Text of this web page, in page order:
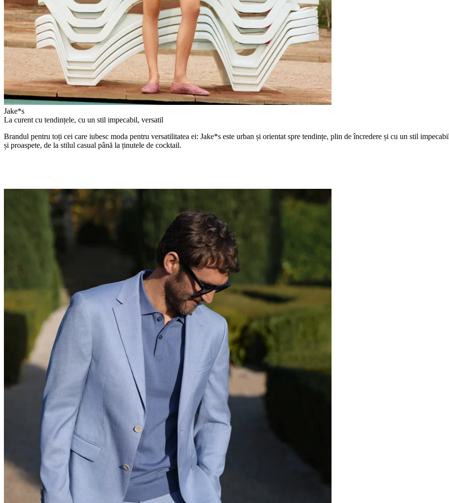
Jake*s
La curent cu tendințele, cu un stil impecabil, versatil
Brandul pentru toți cei care iubesc moda pentru versatilitatea ei: Jake*s este urban și orientat spre tendințe, plin de încredere și cu un stil
și proaspete, de la stilul casual până la ținutele de cocktail.